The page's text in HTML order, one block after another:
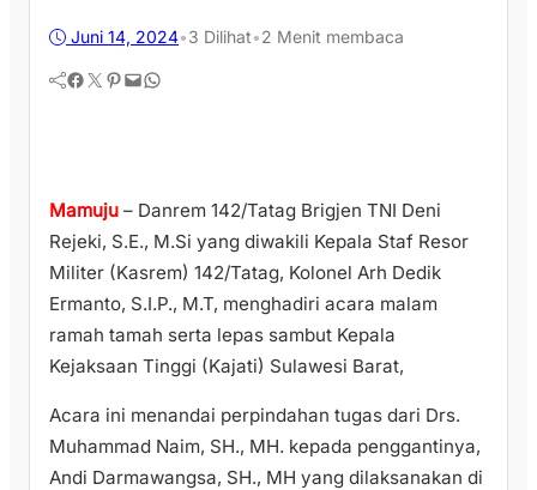
Juni 14, 2024•3 Dilihat•2 Menit membaca
Facebook Twitter Pinterest Mail WhatsApp
Mamuju – Danrem 142/Tatag Brigjen TNI Deni
Rejeki, S.E., M.Si yang diwakili Kepala Staf Resor
Militer (Kasrem) 142/Tatag, Kolonel Arh Dedik
Ermanto, S.I.P., M.T, menghadiri acara malam
ramah tamah serta lepas sambut Kepala
Kejaksaan Tinggi (Kajati) Sulawesi Barat,
Acara ini menandai perpindahan tugas dari Drs.
Muhammad Naim, SH., MH. kepada penggantinya,
Andi Darmawangsa, SH., MH yang dilaksanakan di